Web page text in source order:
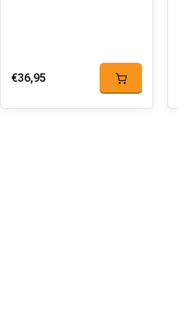
€36,95